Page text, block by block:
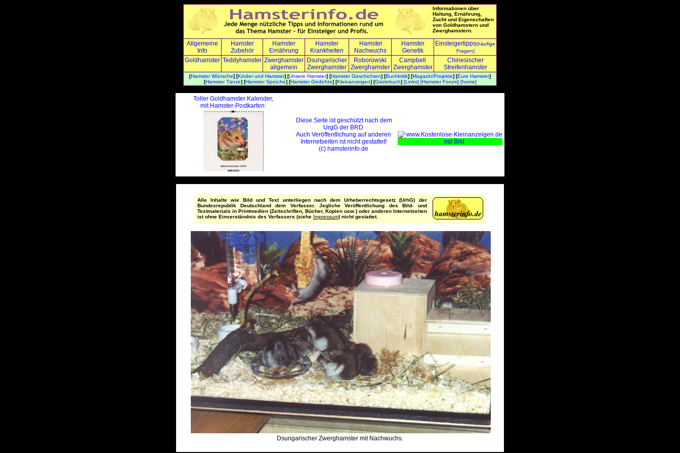
Informationen über
Haltung, Ernährung,
Zucht und Eigenschaften
von Goldhamstern und
Zwerghamstern.
Allgemeine
Info
Hamster
Zubehör
Hamster
Ernährung
Hamster
Krankheiten
Hamster
Nachwuchs
Hamster
Genetik
Einsteigertipps(häufige
Fragen)
Goldhamster Teddyhamster Zwerghamster
allgemein
Dsungarischer
Zwerghamster
Roborowski
Zwerghamster
Campbell
Zwerghamster
Chinesischer
Streifenhamster
[Hamster Wünsche] [Kinder und Hamster] [Unsere Hamster] [Hamster Geschichten] [Buchkritik] [Magazin/Projekte] [Eure Hamster]
[Hamster Tänze] [Hamster Sprüche] [Hamster Gedichte] [Kleinanzeigen] [Gästebuch] [Links] [Hamster Forum] [home]
Toller Goldhamster Kalender,
mit Hamster-Postkarten:
Diese Seite ist geschützt nach dem
UrgG der BRD
Auch Veröffentlichung auf anderen
Internetseiten ist nicht gestattet!
(c) hamsterinfo.de
Alle Inhalte wie Bild und Text unterliegen nach dem Urheberrechtsgesetz (UrhG) der
Bundesrepublik Deutschland dem Verfasser. Jegliche Veröffentlichung des Bild- und
Textmaterials in Printmedien (Zeitschriften, Bücher, Kopien usw.) oder anderen Internetseiten
ist ohne Einverständnis des Verfassers (siehe Impressum) nicht gestattet.
Dsungarischer Zwerghamster mit Nachwuchs.